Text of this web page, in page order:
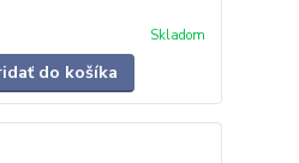
Skladom
do košíka